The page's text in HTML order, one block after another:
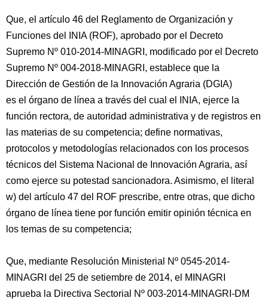
Que, el artículo 46 del Reglamento de Organización y
Funciones del INIA (ROF), aprobado por el Decreto
Supremo Nº 010-2014-MINAGRI, modificado por el Decreto
Supremo Nº 004-2018-MINAGRI, establece que la
Dirección de Gestión de la Innovación Agraria (DGIA)
es el órgano de línea a través del cual el INIA, ejerce la
función rectora, de autoridad administrativa y de registros en
las materias de su competencia; define normativas,
protocolos y metodologías relacionados con los procesos
técnicos del Sistema Nacional de Innovación Agraria, así
como ejerce su potestad sancionadora. Asimismo, el literal
w) del artículo 47 del ROF prescribe, entre otras, que dicho
órgano de línea tiene por función emitir opinión técnica en
los temas de su competencia;
Que, mediante Resolución Ministerial Nº 0545-2014-
MINAGRI del 25 de setiembre de 2014, el MINAGRI
aprueba la Directiva Sectorial Nº 003-2014-MINAGRI-DM